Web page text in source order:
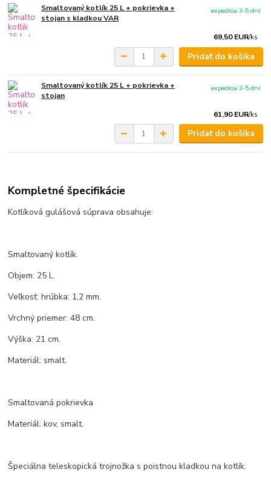
Smaltovaný kotlík 25 L + pokrievka +
stojan s kladkou VAR
69,50 EUR/ks
expedícia 3-5 dní
Pridať do košíka
Smaltovaný kotlík 25 L + pokrievka +
stojan
61,90 EUR/ks
expedícia 3-5 dní
Pridať do košíka
Kompletné špecifikácie
Kotlíková gulášová súprava obsahuje:
Smaltovaný kotlík.
Objem: 25 L.
Veľkosť: hrúbka: 1,2 mm.
Vrchný priemer: 48 cm.
Výška: 21 cm.
Materiál: smalt.
Smaltovaná pokrievka
Materiál: kov, smalt.
Špeciálna teleskopická trojnožka s poistnou kladkou na kotlík.